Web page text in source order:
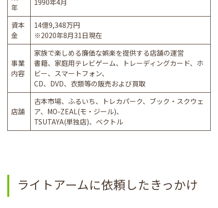
年
資本
金
14億9,348万円
※2020年8月31日現在
事業
内容
家族で楽しめる廉価な娯楽を提供する店舗の運営
書籍、家庭用テレビゲーム、トレーディングカード、ホ
ビー、スマートフォン、
CD、DVD、衣類等の販売および買取
店舗
古本市場、ふるいち、トレカパーク、ブック・スクウェ
ア、MO-ZEAL(モ・ジール)、
TSUTAYA(単独店)、ベクトル
ライトアームに依頼したきっかけ